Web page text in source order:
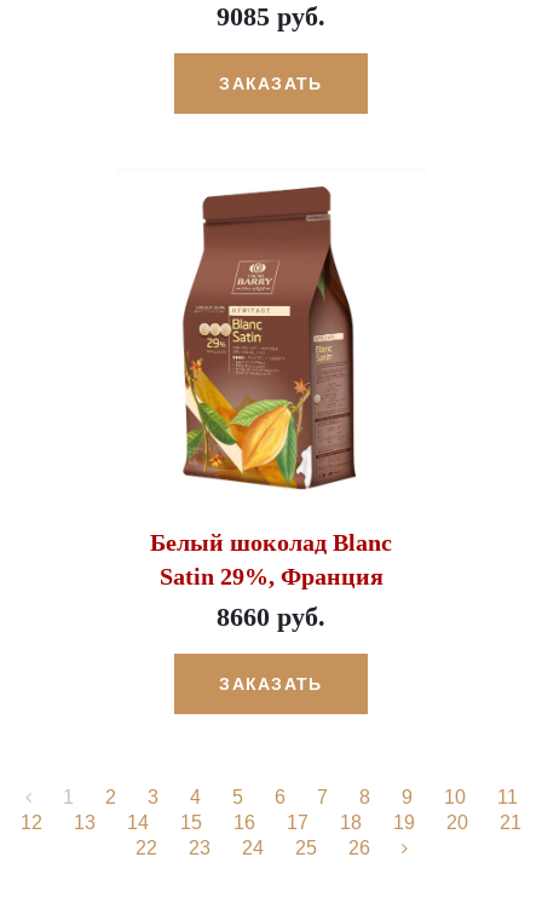
9085 руб.
ЗАКАЗАТЬ
Белый шоколад Blanc
Satin 29%, Франция
8660 руб.
ЗАКАЗАТЬ
1 2 3 4 5 6 7 8 9 10
11
12
13 14 15 16 17 18 19 20
21
22
23 24 25 26